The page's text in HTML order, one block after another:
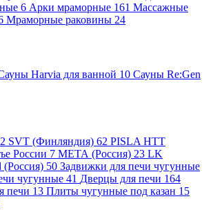
6 Арки мраморные 161 Массажные
Мраморные раковины 24
Harvia для ванной 10 Сауны Re:Gen
SVT (Финляндия) 62 PISLA HTT
России 7 МЕТА (Россия) 23 LK
(Россия) 50 Задвижки для печи чугунные
чугунные 41 Дверцы для печи 164
печи 13 Плиты чугунные под казан 15